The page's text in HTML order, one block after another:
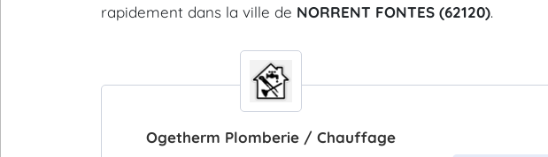
rapidement dans la ville de NORRENT FONTES (62120).
Ogetherm Plomberie / Chauffage